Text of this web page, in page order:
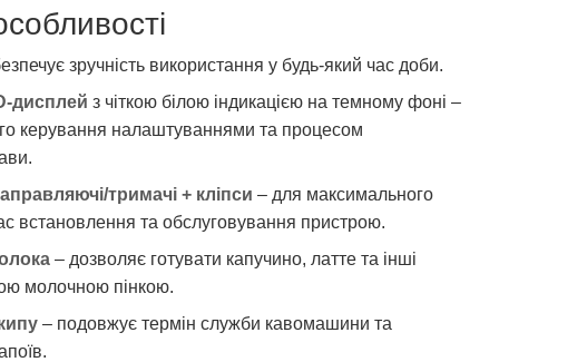
зручність використання у будь-який час доби.
дисплей з чіткою білою індикацією на темному фоні –
керування налаштуваннями та процесом
тримачі + кліпси – для максимального
встановлення та обслуговування пристрою.
– дозволяє готувати капучино, латте та інші
молочною пінкою.
– подовжує термін служби кавомашини та